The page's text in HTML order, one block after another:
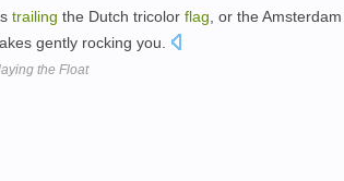
trailing the Dutch tricolor flag , or the
gently rocking you.
the Float